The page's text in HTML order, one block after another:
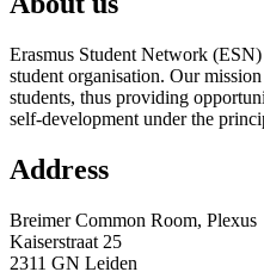
Erasmus Student Network
student organisation. Our
students, thus providing
self-development under the
Address
Breimer Common Room, Plexus
Kaiserstraat 25
2311 GN Leiden